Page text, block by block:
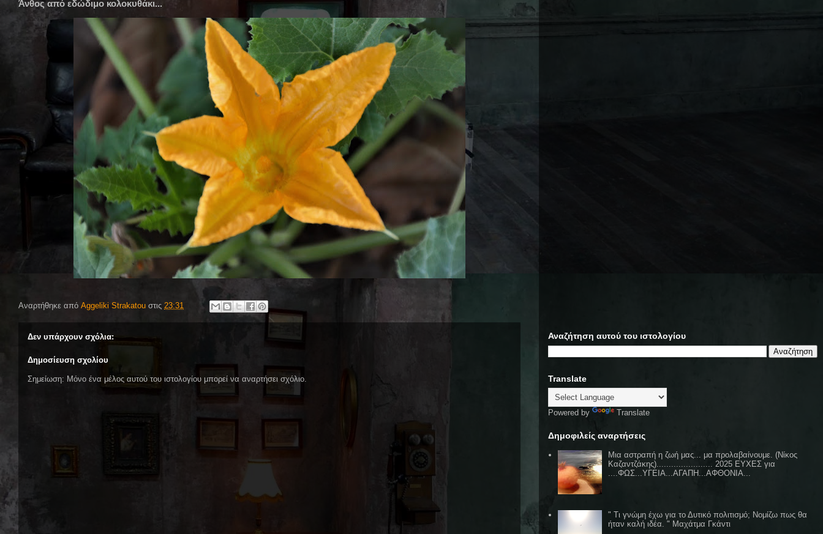
Άνθος από εδώδιμο κολοκυθάκι...
Αναρτήθηκε από Aggeliki Strakatou στις 23:31
Δεν υπάρχουν σχόλια:
Δημοσίευση σχολίου
Σημείωση: Μόνο ένα μέλος αυτού του ιστολογίου μπορεί να αναρτήσει σχόλιο.
Αναζήτηση αυτού του ιστολογίου
Translate
Powered by Translate
Δημοφιλείς αναρτήσεις
Μια αστραπή η ζωή μας... μα προλαβαίνουμε. (Νίκος
Καζαντζάκης)....................... 2025 ΕΥΧΕΣ για
....ΦΩΣ...ΥΓΕΙΑ...ΑΓΑΠΗ...ΑΦΘΟΝΙΑ...
" Τι γνώμη έχω για το Δυτικό πολιτισμό; Νομίζω πως θα
ήταν καλή ιδέα. " Μαχάτμα Γκάντι